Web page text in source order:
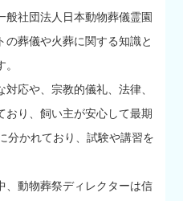
般社団法人日本動物葬儀霊園
葬儀や火葬に関する知識と
応や、宗教的儀礼、法律、
おり、飼い主が安心して最期
分かれており、試験や講習を
、動物葬祭ディレクターは信